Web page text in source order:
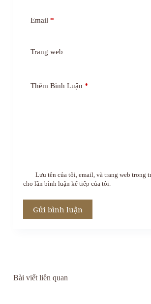
Email *
Trang web
Thêm Bình Luận *
Lưu tên của tôi, email, và trang web trong
cho lần bình luận kế tiếp của tôi.
Gửi bình luận
Bài viết liên quan